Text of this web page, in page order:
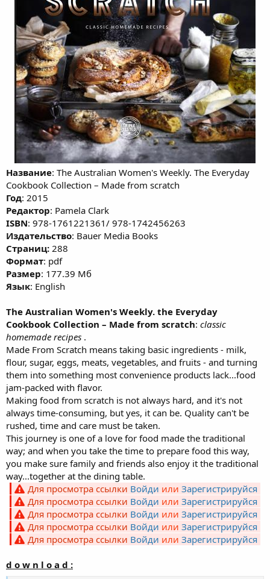
Название: The Australian Women's Weekly. The Everyday
Cookbook Collection – Made from scratch
Год: 2015
Редактор: Pamela Clark
ISBN: 978-1761221361/ 978-1742456263
Издательство: Bauer Media Books
Cтраниц: 288
Формат: pdf
Размер: 177.39 Мб
Язык: English
The Australian Women's Weekly. the Everyday
Cookbook Collection – Made from scratch: classic
homemade recipes .
Made From Scratch means taking basic ingredients - milk,
flour, sugar, eggs, meats, vegetables, and fruits - and turning
them into something most convenience products lack...food
jam-packed with flavor.
Making food from scratch is not always hard, and it's not
always time-consuming, but yes, it can be. Quality can't be
rushed, time and care must be taken.
This journey is one of a love for food made the traditional
way; and when you take the time to prepare food this way,
you make sure family and friends also enjoy it the traditional
way...together at the dining table.
Для просмотра ссылки Войди или Зарегистрируйся
Для просмотра ссылки Войди или Зарегистрируйся
Для просмотра ссылки Войди или Зарегистрируйся
Для просмотра ссылки Войди или Зарегистрируйся
Для просмотра ссылки Войди или Зарегистрируйся
d o w n l o a d :